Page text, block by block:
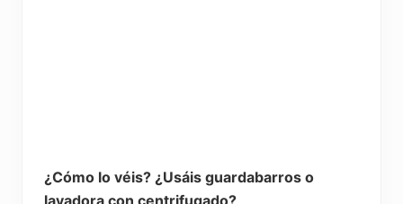
¿Cómo lo véis? ¿Usáis guardabarros o
lavadora con centrifugado?